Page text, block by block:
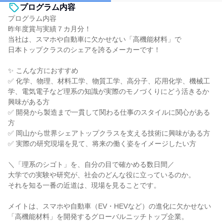
プログラム内容
プログラム内容
昨年度賞与実績７カ月分！
当社は、スマホや自動車に欠かせない「高機能材料」で
日本トップクラスのシェアを誇るメーカーです！
✨ こんな方におすすめ
✅ 化学、物理、材料工学、物質工学、高分子、応用化学、機械工
学、電気電子など理系の知識が実際のモノづくりにどう活きるか
興味がある方
✅ 開発から製造まで一貫して関わる仕事のスタイルに関心がある
方
✅ 岡山から世界シェアトップクラスを支える技術に興味がある方
✅ 実際の研究現場を見て、将来の働く姿をイメージしたい方
＼「理系のシゴト」を、自分の目で確かめる数日間／
大学での実験や研究が、社会のどんな役に立っているのか。
それを知る一番の近道は、現場を見ることです。
メイトは、スマホや自動車（EV・HEVなど）の進化に欠かせない
「高機能材料」を開発するグローバルニッチトップ企業。